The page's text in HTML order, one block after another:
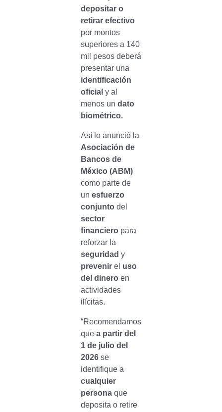
depositar o
retirar efectivo
por montos
superiores a 140
mil pesos deberá
presentar una
identificación
oficial y al
menos un dato
biométrico.
Así lo anunció la
Asociación de
Bancos de
México (ABM)
como parte de
un esfuerzo
conjunto del
sector
financieropara
reforzar la
seguridad y
prevenir el uso
del dineroen
actividades
ilícitas.
“Recomendamos
que a partir del
1 de julio del
2026se
identifique a
cualquier
persona que
deposita o retire